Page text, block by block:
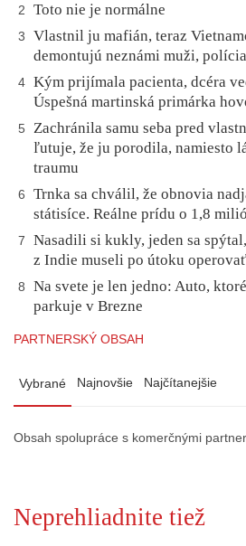
2 Toto nie je normálne
3
Vlastnil ju mafián, teraz
demontujú neznámi muži,
4 Kým prijímala pacienta, dcéra
Úspešná martinská primárka
5
Zachránila samu seba pred
ľutuje, že ju porodila, namiesto
traumu
6
Trnka sa chválil, že obnovia
státisíce. Reálne prídu o 1,8
7
Nasadili si kukly, jeden sa
z Indie museli po útoku operovať
8
Na svete je len jedno: Auto,
parkuje v Brezne
PARTNERSKÝ OBSAH
Vybrané Najnovšie Najčítanejšie
Obsah spolupráce s komerčnými
Neprehliadnite tiež